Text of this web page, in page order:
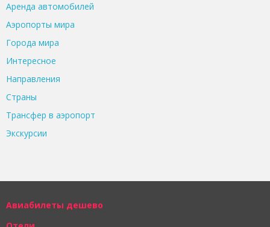
Аренда автомобилей
Аэропорты мира
Города мира
Интересное
Направления
Страны
Трансфер в аэропорт
Экскурсии
Авиабилеты дешево